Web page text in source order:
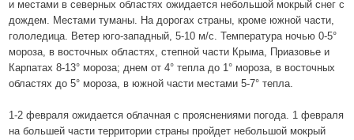
и местами в северных областях ожидается небольшой мокрый снег с
дождем. Местами туманы. На дорогах страны, кроме южной части,
гололедица. Ветер юго-западный, 5-10 м/с. Температура ночью 0-5°
мороза, в восточных областях, степной части Крыма, Приазовье и
Карпатах 8-13° мороза; днем от 4° тепла до 1° мороза, в восточных
областях до 5° мороза, в южной части местами 5-7° тепла.
1-2 февраля ожидается облачная с прояснениями погода. 1 февраля
на большей части территории страны пройдет небольшой мокрый